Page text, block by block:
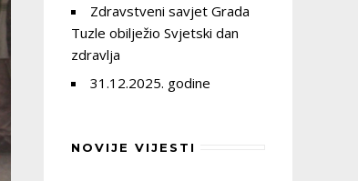
Zdravstveni savjet Grada
Tuzle obilježio Svjetski dan
zdravlja
31.12.2025. godine
NOVIJE VIJESTI